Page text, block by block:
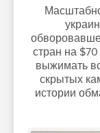
стран на
выжимать
скрытых
истории